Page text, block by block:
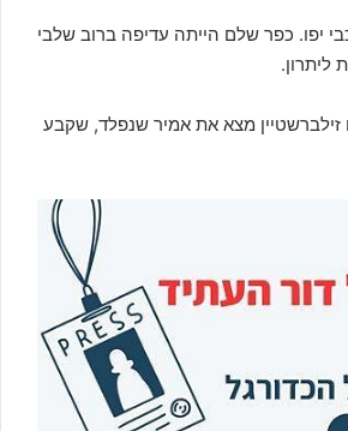
יפו. כפר שלם הייתה עדיפה ברוב שלבי
מצא את אמיר שנפלד, שקבע